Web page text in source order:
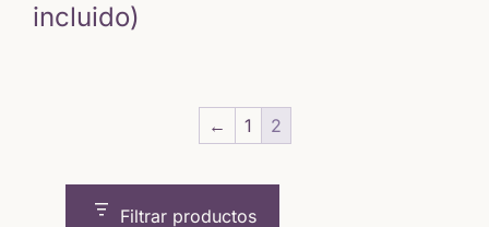
incluido)
← 1 2
Filtrar productos